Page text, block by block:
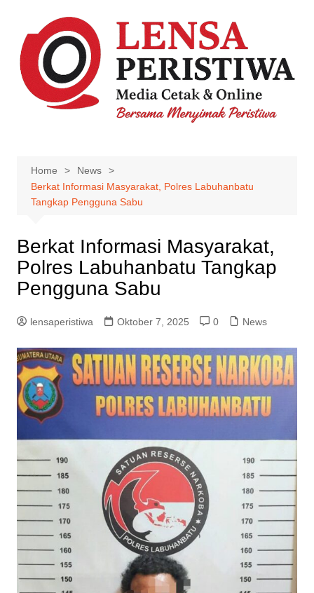
content
Home
News
Berkat Informasi Masyarakat, Polres Labuhanbatu
Tangkap Pengguna Sabu
Berkat Informasi Masyarakat,
Polres Labuhanbatu Tangkap
Pengguna Sabu
lensaperistiwa Oktober 7, 2025 0 News